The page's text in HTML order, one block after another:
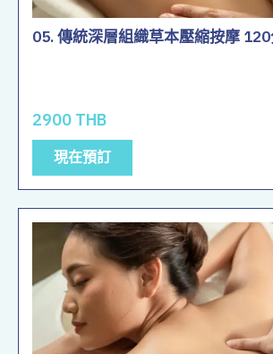
05. 傳統深層組織草本壓縮按摩
2900 THB
現在預訂